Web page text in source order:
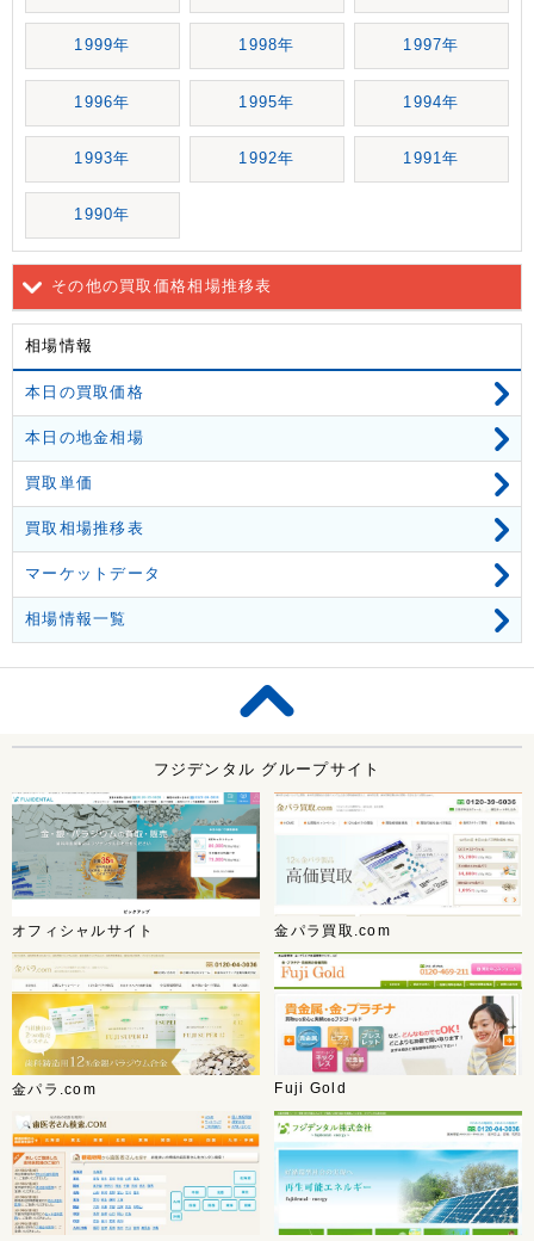
1999年 1998年 1997年
1996年 1995年 1994年
1993年 1992年 1991年
1990年
その他の買取価格相場推移表
相場情報
本日の買取価格
本日の地金相場
買取単価
買取相場推移表
マーケットデータ
相場情報一覧
フジデンタル グループサイト
オフィシャルサイト 金パラ買取.com
金パラ.com Fuji Gold